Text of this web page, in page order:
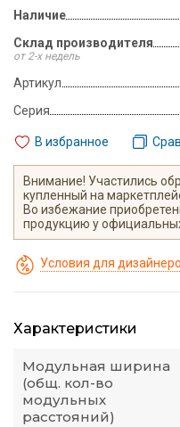
Наличие
Склад производителя
от 2-х недель
Артикул
Серия
В избранное
Внимание! Участились
купленный на
Во избежание
продукцию у
Условия для
Характеристики
Модульная ширина
(общ. кол-во
модульных
расстояний)